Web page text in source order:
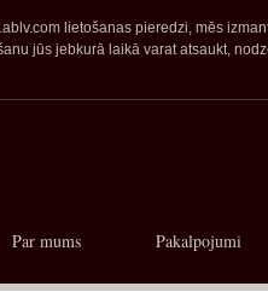
lietošanas pieredzi, mēs
jūs jebkurā laikā varat atsaukt,
Par mums Pakalpojumi